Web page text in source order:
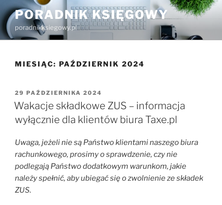
Przejdź
do
treści
PORADNIK KSIĘGOWY
poradnikksiegowy.pl
MIESIĄC: PAŹDZIERNIK 2024
OPUBLIKOWANE
W
29 PAŹDZIERNIKA 2024
Wakacje składkowe ZUS – informacja
wyłącznie dla klientów biura Taxe.pl
Uwaga, jeżeli nie są Państwo klientami naszego biura
rachunkowego, prosimy o sprawdzenie, czy nie
podlegają Państwo dodatkowym warunkom, jakie
należy spełnić, aby ubiegać się o zwolnienie ze składek
ZUS.